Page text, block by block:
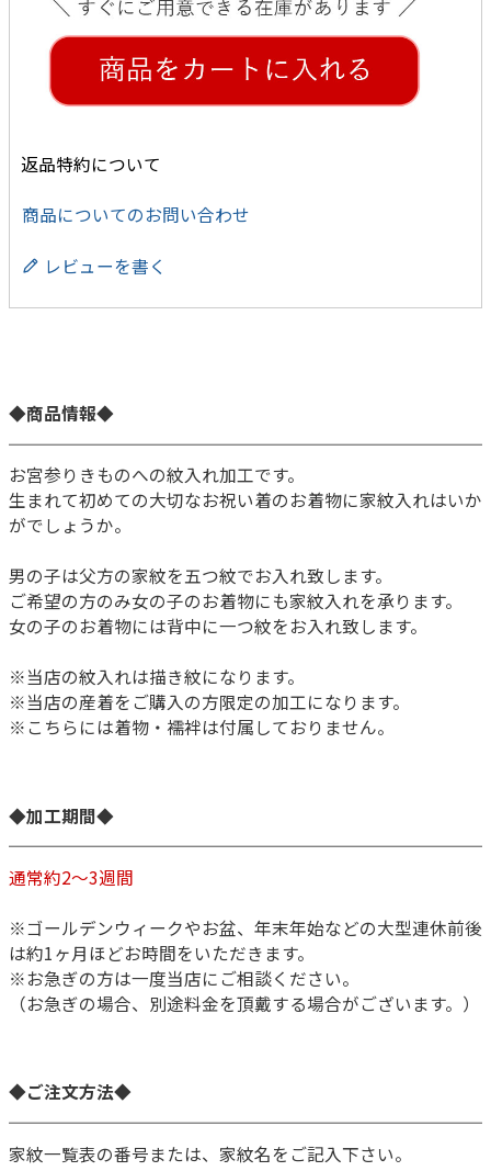
返品特約について
商品についてのお問い合わせ
レビューを書く
◆商品情報◆
お宮参りきものへの紋入れ加工です。
生まれて初めての大切なお祝い着のお着物に家紋入れはいか
がでしょうか。
男の子は父方の家紋を五つ紋でお入れ致します。
ご希望の方のみ女の子のお着物にも家紋入れを承ります。
女の子のお着物には背中に一つ紋をお入れ致します。
※当店の紋入れは描き紋になります。
※当店の産着をご購入の方限定の加工になります。
※こちらには着物・襦袢は付属しておりません。
◆加工期間◆
通常約2～3週間
※ゴールデンウィークやお盆、年末年始などの大型連休前後
は約1ヶ月ほどお時間をいただきます。
※お急ぎの方は一度当店にご相談ください。
（お急ぎの場合、別途料金を頂戴する場合がございます。）
◆ご注文方法◆
家紋一覧表の番号または、家紋名をご記入下さい。